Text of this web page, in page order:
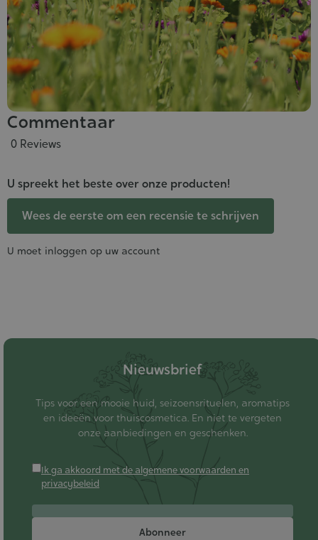
Commentaar
0 Reviews
U spreekt het beste over onze producten!
Wees de eerste om een recensie te schrijven
U moet inloggen op uw account
Nieuwsbrief
Tips voor een mooie huid, seizoensrituelen, aromatips
en ideeën voor thuiscosmetica. En niet te vergeten
onze aanbiedingen en geschenken.
Ik ga akkoord met de algemene voorwaarden en
privacybeleid
Abonneer